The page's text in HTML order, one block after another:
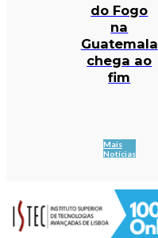
do Fogo
na
Guatemala
chega ao
fim
Mais
Notícias